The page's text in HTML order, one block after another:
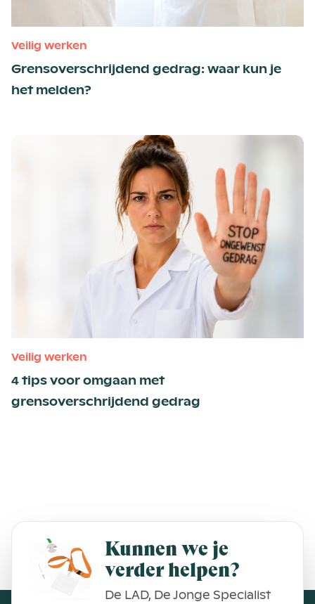
Veilig werken
Grensoverschrijdend gedrag: waar kun je
het melden?
Veilig werken
4 tips voor omgaan met
grensoverschrijdend gedrag
Kunnen we je
verder helpen?
De LAD, De Jonge Specialist